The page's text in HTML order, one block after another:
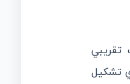
تقريبي
تشكيل